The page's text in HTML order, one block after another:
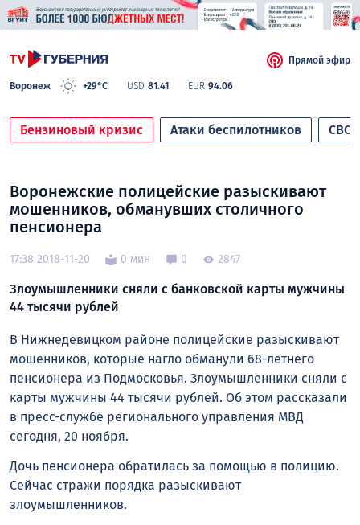
Воронеж +29°C USD 81.41 EUR 94.06
Прямой эфир
Бензиновый кризис Атаки беспилотников СВО
Воронежские полицейские разыскивают
мошенников, обманувших столичного
пенсионера
17:38 2018-11-20 0 мин 0 2847
Злоумышленники сняли с банковской карты мужчины
44 тысячи рублей
В Нижнедевицком районе полицейские разыскивают
мошенников, которые нагло обманули 68-летнего
пенсионера из Подмосковья. Злоумышленники сняли с
карты мужчины 44 тысячи рублей. Об этом рассказали
в пресс-службе регионального управления МВД
сегодня, 20 ноября.
Дочь пенсионера обратилась за помощью в полицию.
Сейчас стражи порядка разыскивают
злоумышленников.